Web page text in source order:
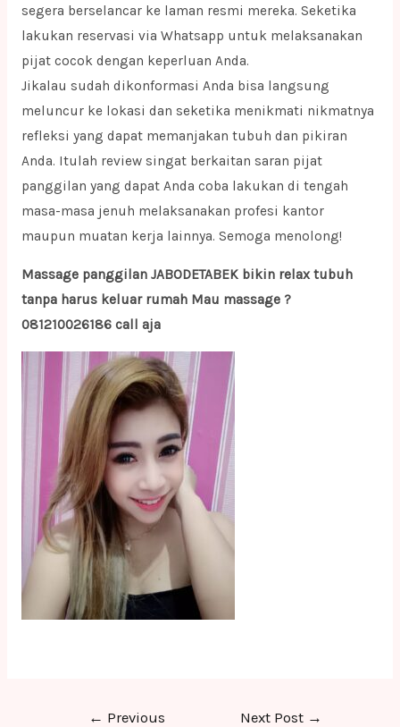
segera berselancar ke laman resmi mereka. Seketika
lakukan reservasi via Whatsapp untuk melaksanakan
pijat cocok dengan keperluan Anda.
Jikalau sudah dikonformasi Anda bisa langsung
meluncur ke lokasi dan seketika menikmati nikmatnya
refleksi yang dapat memanjakan tubuh dan pikiran
Anda. Itulah review singat berkaitan saran pijat
panggilan yang dapat Anda coba lakukan di tengah
masa-masa jenuh melaksanakan profesi kantor
maupun muatan kerja lainnya. Semoga menolong!
Massage panggilan JABODETABEK bikin relax tubuh
tanpa harus keluar rumah Mau massage ?
081210026186 call aja
← Previous
Next Post →